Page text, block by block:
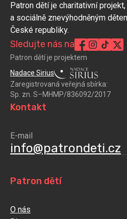
Patron dětí je charitativní
a sociálně znevýhodněným
České republiky.
Sledujte nás na
Patron dětí je projektem
Nadace Sirius
Zaregistrovaná veřejná sbírka:
Sp. zn. S–MHMP/836092/2017
Patron dětí
O nás
Kontakt
E-mail
info@patrondeti.cz